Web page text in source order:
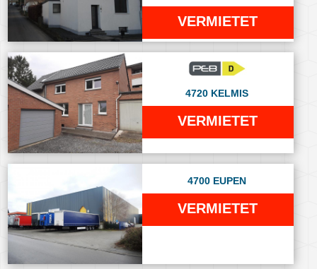
VERMIETET
4720 KELMIS
VERMIETET
4700 EUPEN
VERMIETET